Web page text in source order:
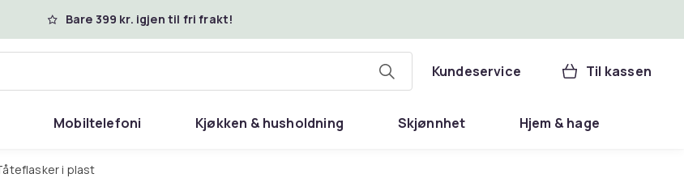
Bare 399 kr. igjen til fri frakt!
Kundeservice Til kassen
Mobiltelefoni Kjøkken & husholdning Skjønnhet Hjem & hage
Tåteflasker i plast